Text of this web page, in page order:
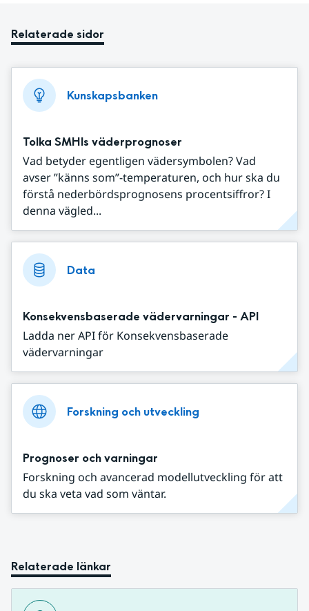
Relaterade sidor
Kunskapsbanken
Tolka SMHIs väderprognoser
Vad betyder egentligen vädersymbolen? Vad
avser ”känns som”-temperaturen, och hur ska du
förstå nederbördsprognosens procentsiffror? I
denna vägled...
Data
Konsekvensbaserade vädervarningar - API
Ladda ner API för Konsekvensbaserade
vädervarningar
Forskning och utveckling
Prognoser och varningar
Forskning och avancerad modellutveckling för att
du ska veta vad som väntar.
Relaterade länkar